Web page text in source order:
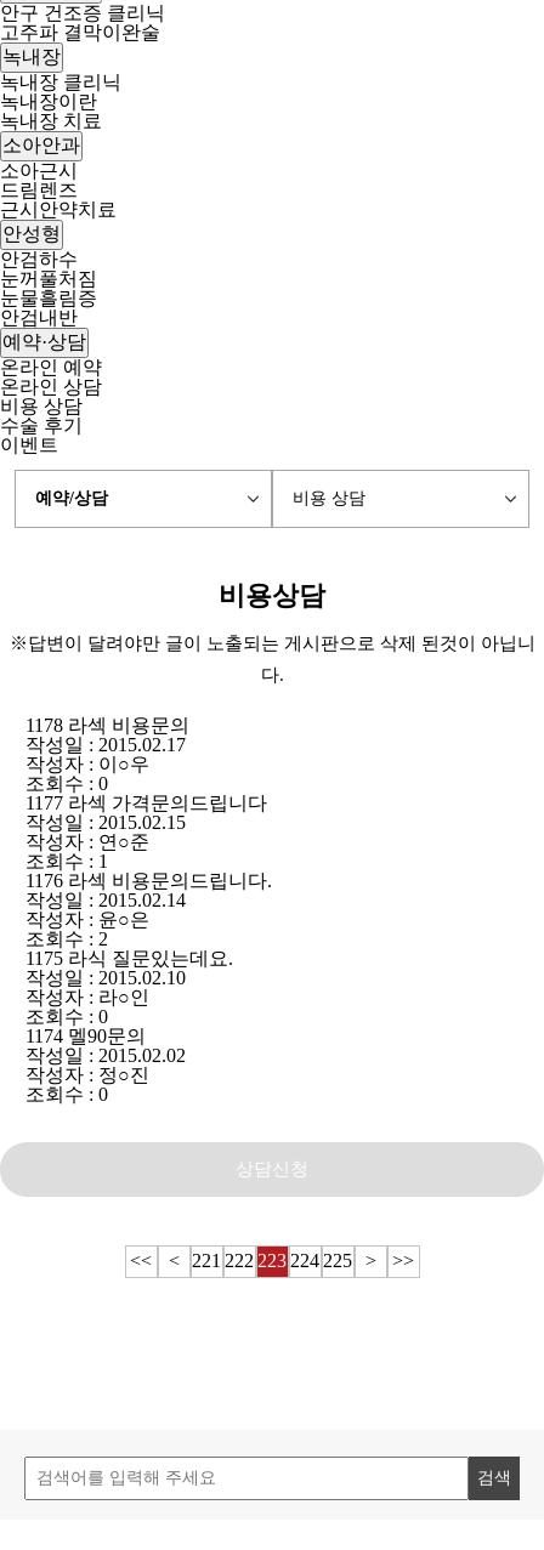
안구 건조증 클리닉
고주파 결막이완술
녹내장
녹내장 클리닉
녹내장이란
녹내장 치료
소아안과
소아근시
드림렌즈
근시안약치료
안성형
안검하수
눈꺼풀처짐
눈물흘림증
안검내반
예약·상담
온라인 예약
온라인 상담
비용 상담
수술 후기
이벤트
예약/상담 비용 상담
비용상담
※답변이 달려야만 글이 노출되는 게시판으로 삭제 된것이 아닙니
다.
1178 라섹 비용문의
작성일 : 2015.02.17
작성자 : 이○우
조회수 : 0
1177 라섹 가격문의드립니다
작성일 : 2015.02.15
작성자 : 연○준
조회수 : 1
1176 라섹 비용문의드립니다.
작성일 : 2015.02.14
작성자 : 윤○은
조회수 : 2
1175 라식 질문있는데요.
작성일 : 2015.02.10
작성자 : 라○인
조회수 : 0
1174 멜90문의
작성일 : 2015.02.02
작성자 : 정○진
조회수 : 0
상담신청
<< < 221 222 223 224 225 > >>
검색